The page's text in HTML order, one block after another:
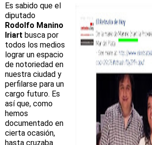
Es sabido que el
diputado
Rodolfo Manino
Iriart busca por
todos los medios
lograr un espacio
de notoriedad en
nuestra ciudad y
perfilarse para un
cargo futuro. Es
así que, como
hemos
documentado en
cierta ocasión,
hasta cruzaba